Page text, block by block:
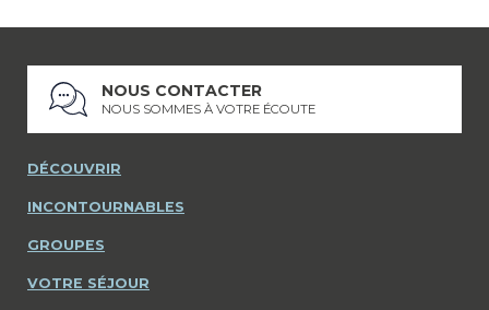
NOUS CONTACTER
NOUS SOMMES À VOTRE ÉCOUTE
DÉCOUVRIR
INCONTOURNABLES
GROUPES
VOTRE SÉJOUR